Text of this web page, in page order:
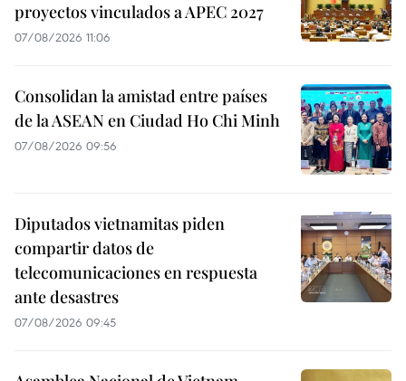
proyectos vinculados a APEC 2027
07/08/2026 11:06
Consolidan la amistad entre países
de la ASEAN en Ciudad Ho Chi Minh
07/08/2026 09:56
Diputados vietnamitas piden
compartir datos de
telecomunicaciones en respuesta
ante desastres
07/08/2026 09:45